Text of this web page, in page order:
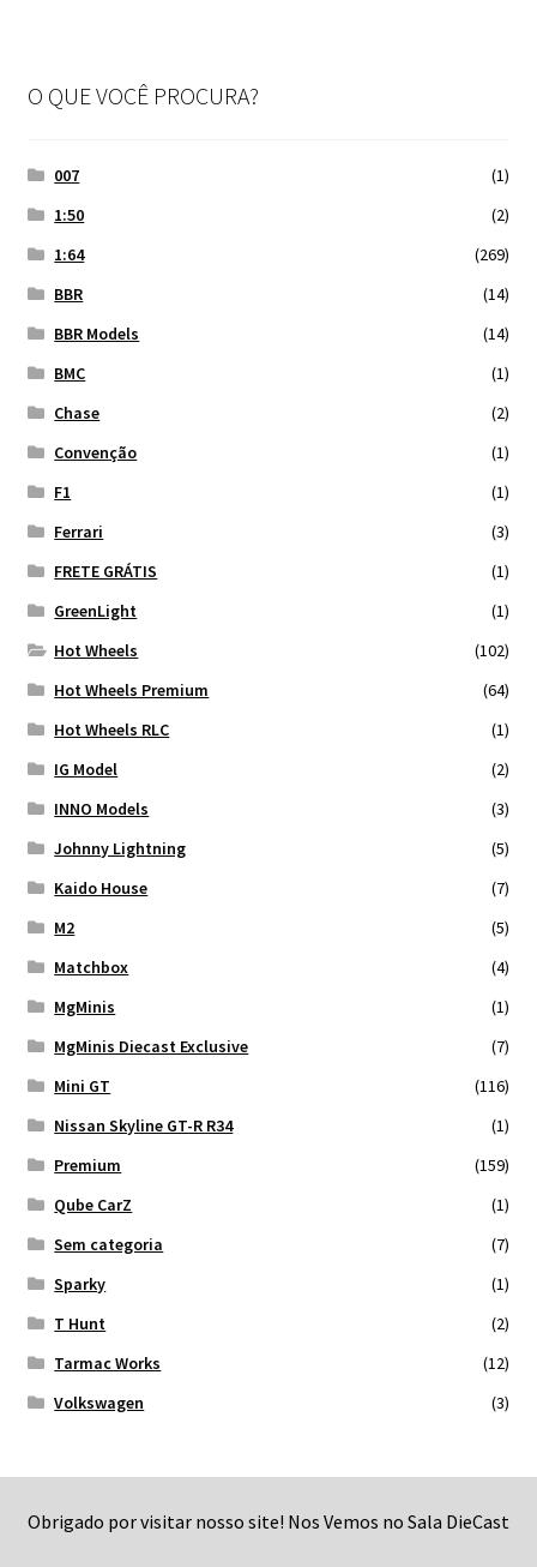
O QUE VOCÊ PROCURA?
007
(1)
1:50
(2)
1:64
(269)
BBR
(14)
BBR Models
(14)
BMC
(1)
Chase
(2)
Convenção
(1)
F1
(1)
Ferrari
(3)
FRETE GRÁTIS
(1)
GreenLight
(1)
Hot Wheels
(102)
Hot Wheels Premium
(64)
Hot Wheels RLC
(1)
IG Model
(2)
INNO Models
(3)
Johnny Lightning
(5)
Kaido House
(7)
M2
(5)
Matchbox
(4)
MgMinis
(1)
MgMinis Diecast Exclusive
(7)
Mini GT
(116)
Nissan Skyline GT-R R34
(1)
Premium
(159)
Qube CarZ
(1)
Sem categoria
(7)
Sparky
(1)
T Hunt
(2)
Tarmac Works
(12)
Volkswagen
(3)
Obrigado por visitar nosso site! Nos Vemos no Sala DieCast